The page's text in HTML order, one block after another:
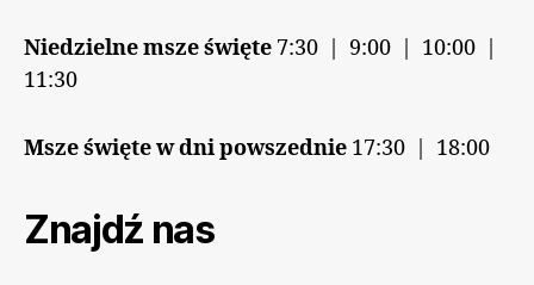
Niedzielne msze święte 7:30 | 9:00 | 10:00 |
11:30
Msze święte w dni powszednie 17:30 | 18:00
Znajdź nas